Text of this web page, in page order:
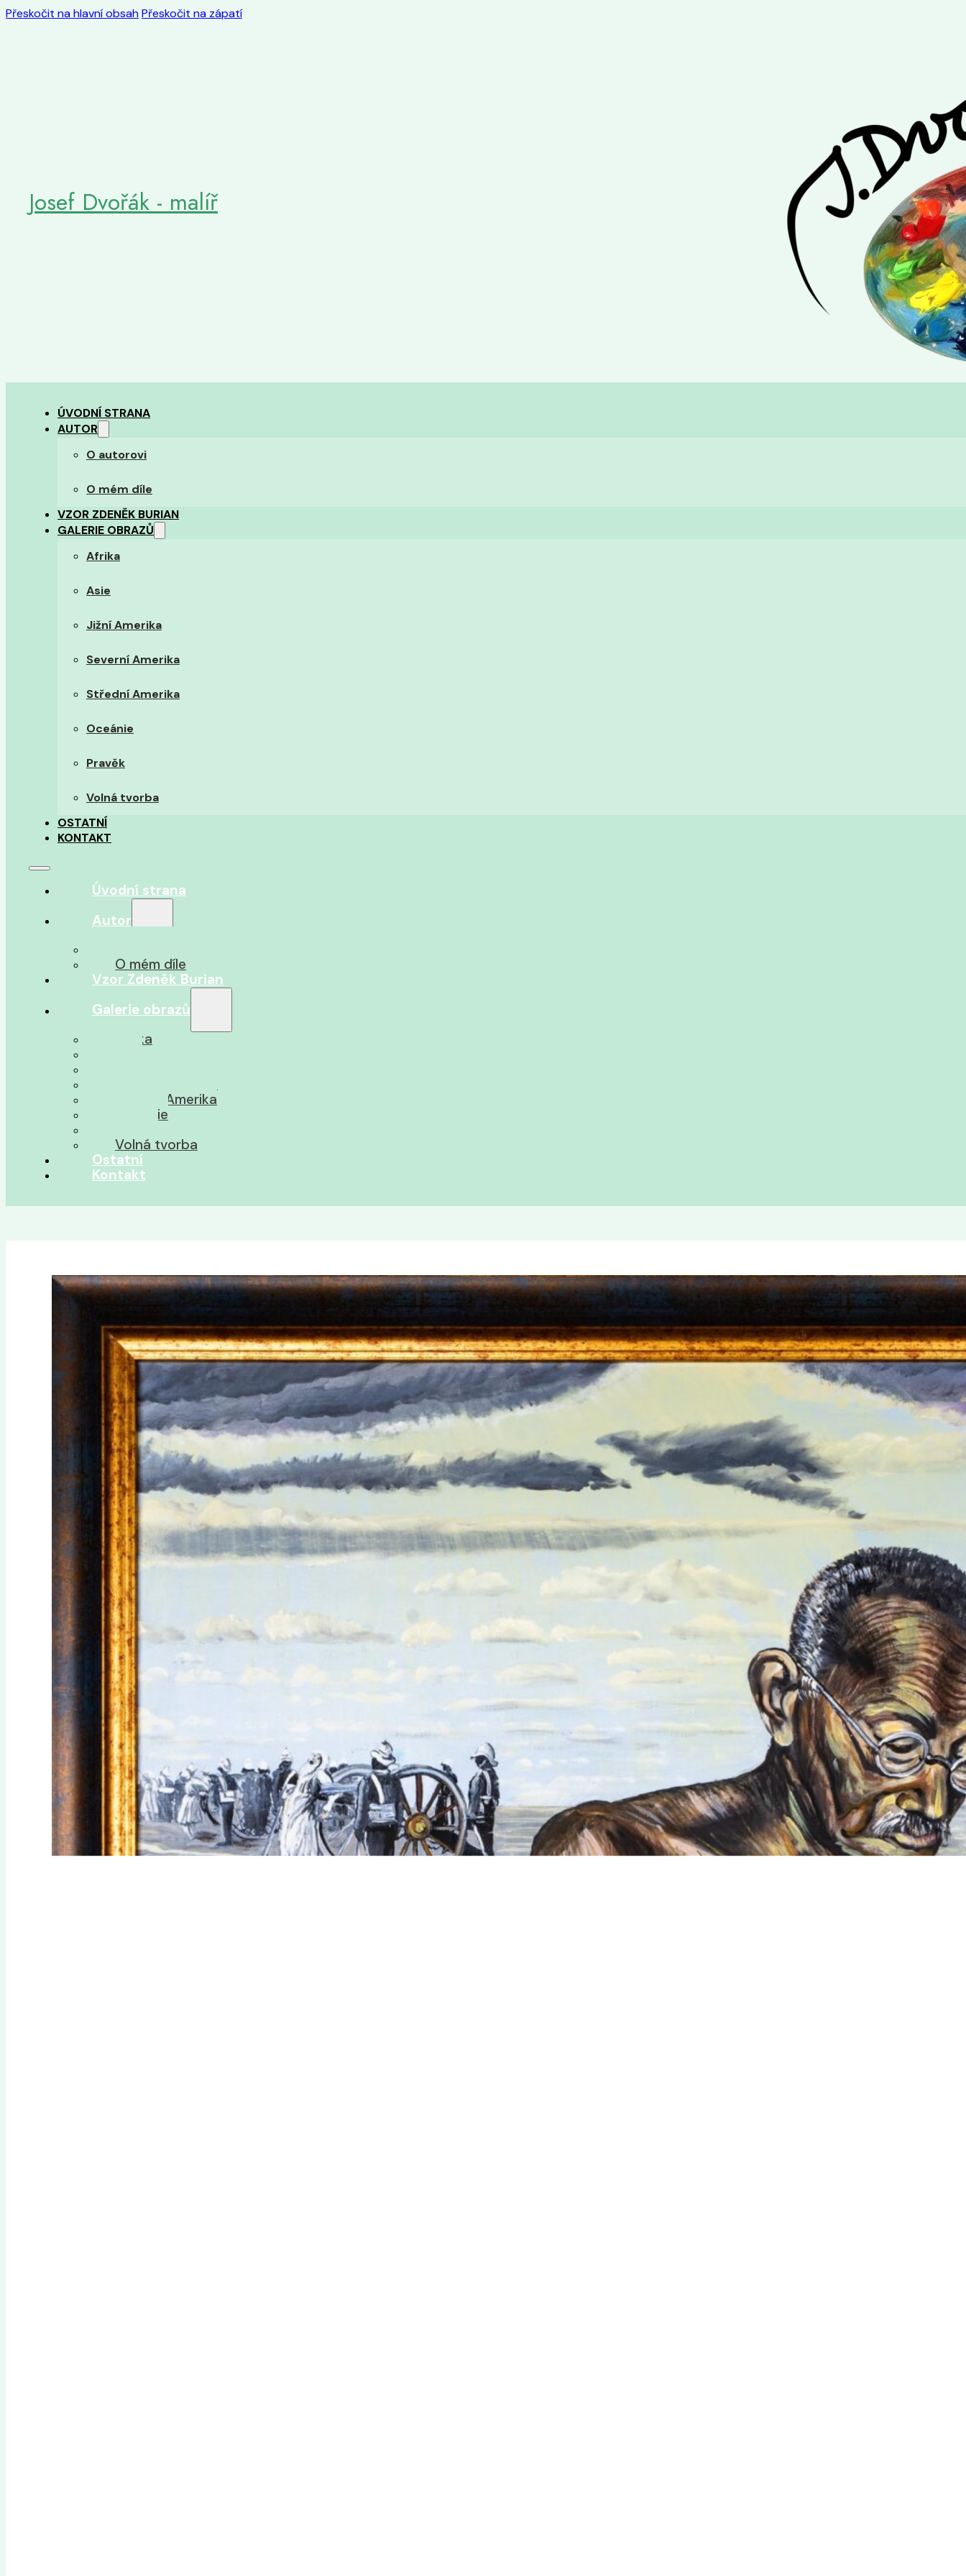
Přeskočit na hlavní obsahPřeskočit na zápatí
Josef Dvořák - malíř
ÚVODNÍ STRANA
AUTOR
O autorovi
O mém díle
VZOR ZDENĚK BURIAN
GALERIE OBRAZŮ
Afrika
Asie
Jižní Amerika
Severní Amerika
Střední Amerika
Oceánie
Pravěk
Volná tvorba
OSTATNÍ
KONTAKT
Úvodní strana
Autor
O mém díle
Vzor Zdeněk Burian
Galerie obrazů
Afrika
Střední Amerika
Oceánie
Volná tvorba
Ostatní
Kontakt